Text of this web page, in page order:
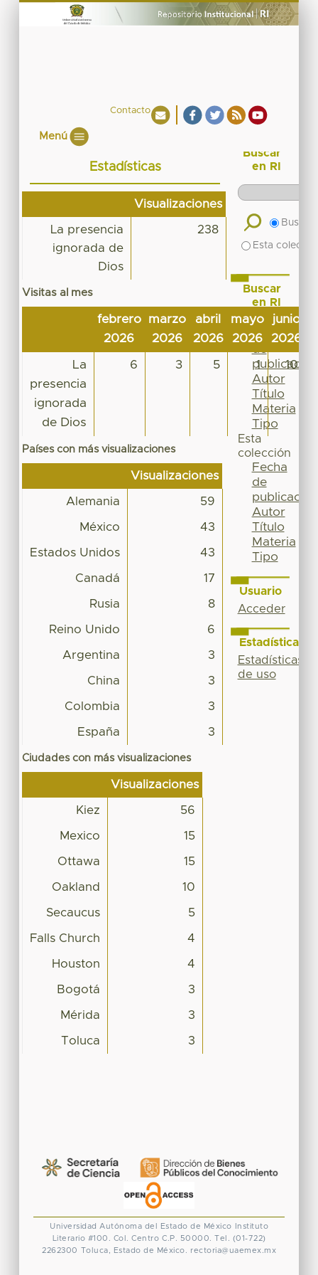
Contacto
Menú
Estadísticas
Visualizaciones
La presencia
ignorada de
Dios
238
Visitas al mes
febrero
2026
marzo
2026
abril
2026
mayo
2026
junio
2026
La
presencia
ignorada
de Dios
6 3 5 1 10
Países con más visualizaciones
Visualizaciones
Alemania 59
México 43
Estados Unidos 43
Canadá 17
Rusia 8
Reino Unido 6
Argentina 3
China 3
Colombia 3
España 3
Ciudades con más visualizaciones
Visualizaciones
Kiez 56
Mexico 15
Ottawa 15
Oakland 10
Secaucus 5
Falls Church 4
Houston 4
Bogotá 3
Mérida 3
Toluca 3
Buscar
en RI
Buscar
Esta
Buscar
en RI
Por
Fecha
de
publicación
Autor
Título
Materia
Tipo
Esta
colección
Fecha
de
publicación
Autor
Título
Materia
Tipo
Usuario
Acceder
Estadísticas
Estadísticas
de uso
Universidad Autónoma del Estado de México
Instituto
Literario #100. Col. Centro C.P. 50000. Tel. (01-722)
2262300 Toluca, Estado de México. rectoria@uaemex.mx